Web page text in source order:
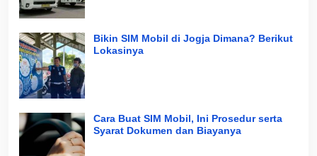
Bikin SIM Mobil di Jogja Dimana? Berikut
Lokasinya
Cara Buat SIM Mobil, Ini Prosedur serta
Syarat Dokumen dan Biayanya